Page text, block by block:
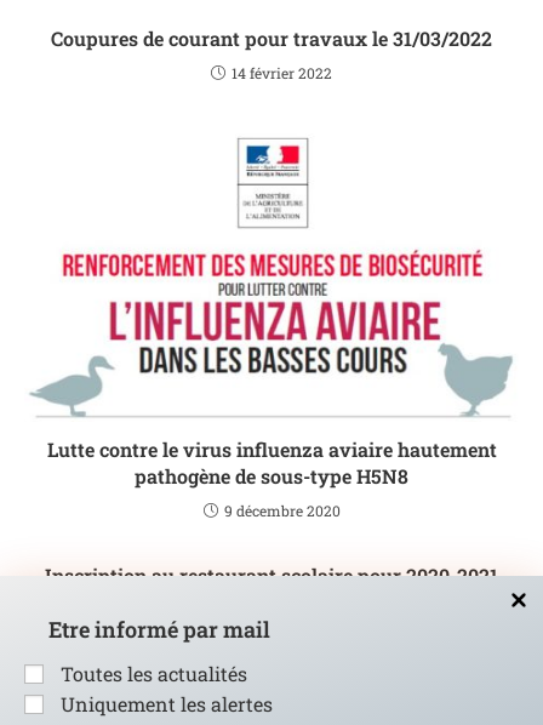
Etre informé par mail
Toutes les actualités
Uniquement les alertes
Coupures de courant pour travaux le 31/03/2022
14 février 2022
Lutte contre le virus influenza aviaire hautement
pathogène de sous-type H5N8
9 décembre 2020
Inscription au restaurant scolaire pour 2020-2021